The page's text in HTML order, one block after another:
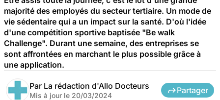
majorité des employés du secteur tertiaire. Un mode de
vie sédentaire qui a un impact sur la santé. D'où l'idée
d'une compétition sportive baptisée "Be walk
Challenge". Durant une semaine, des entreprises se
sont affrontées en marchant le plus possible grâce à
une application.
Par La rédaction d'Allo Docteurs
Mis à jour le 20/03/2024
Partager